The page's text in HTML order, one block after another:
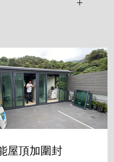
，以免損壞表面烤
屋頂加圍封